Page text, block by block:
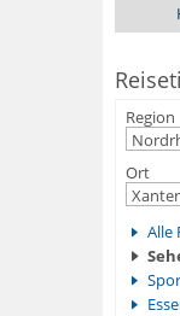
Region
Ort
Alle